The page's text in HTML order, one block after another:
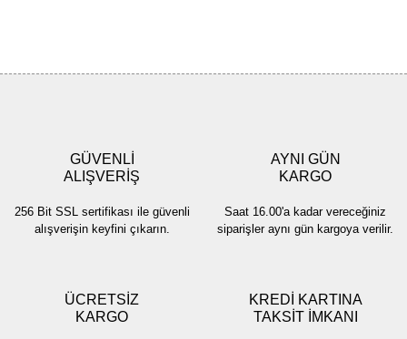
Ürün bilgilerinde hatalar bulunuyor.
Ürün fiyatı diğer sitelerden daha pahalı.
Bu ürüne benzer farklı alternatifler olmalı.
GÜVENLİ
ALIŞVERİŞ
256 Bit SSL sertifikası ile güvenli
alışverişin keyfini çıkarın.
AYNI GÜN
KARGO
Saat 16.00'a kadar vereceğiniz
siparişler aynı gün kargoya verilir.
ÜCRETSİZ
KARGO
KREDİ KARTINA
TAKSİT İMKANI